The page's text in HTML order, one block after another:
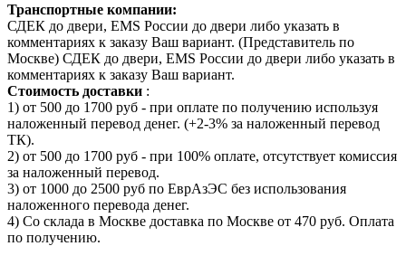
Транспортные компании:
СДЕК до двери, EMS России до двери либо указать в
комментариях к заказу Ваш вариант. (Представитель по
Москве) СДЕК до двери, EMS России до двери либо указать в
комментариях к заказу Ваш вариант.
Стоимость доставки :
1) от 500 до 1700 руб - при оплате по получению используя
наложенный перевод денег. (+2-3% за наложенный перевод
ТК).
2) от 500 до 1700 руб - при 100% оплате, отсутствует комиссия
за наложенный перевод.
3) от 1000 до 2500 руб по ЕврАзЭС без использования
наложенного перевода денег.
4) Со склада в Москве доставка по Москве от 470 руб. Оплата
по получению.